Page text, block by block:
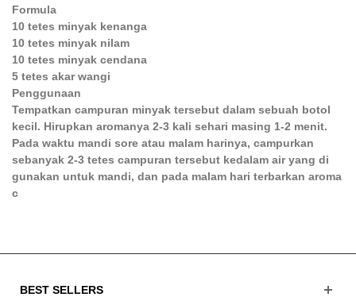
Formula
10 tetes minyak kenanga
10 tetes minyak nilam
10 tetes minyak cendana
5 tetes akar wangi
Penggunaan
Tempatkan campuran minyak tersebut dalam sebuah botol
kecil. Hirupkan aromanya 2-3 kali sehari masing 1-2 menit.
Pada waktu mandi sore atau malam harinya, campurkan
sebanyak 2-3 tetes campuran tersebut kedalam air yang di
gunakan untuk mandi, dan pada malam hari terbarkan aroma
c
BEST SELLERS